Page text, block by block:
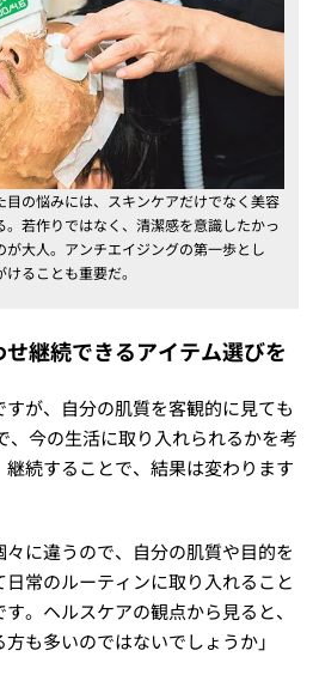
の悩みには、スキンケアだけでなく美容
若作りではなく、清潔感を意識したかっ
が大人。アンチエイジングの第一歩とし
ることも重要だ。
継続できるアイテム選びを
が、自分の肌質を客観的に見ても
、今の生活に取り入れられるかを考
続することで、結果は変わります
に違うので、自分の肌質や目的を
常のルーティンに取り入れること
。ヘルスケアの観点から見ると、
も多いのではないでしょうか」